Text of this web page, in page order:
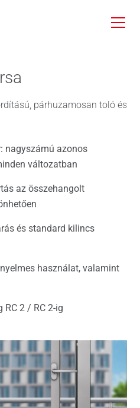
párhuzamosan toló és
nagyszámú azonos
változatban
az összehangolt
és standard kilincs
használat, valamint
RC 2 / RC 2-ig